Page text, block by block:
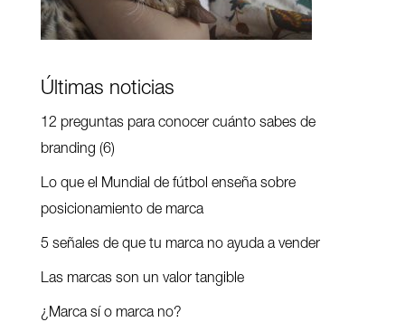
Últimas noticias
12 preguntas para conocer cuánto sabes de
branding (6)
Lo que el Mundial de fútbol enseña sobre
posicionamiento de marca
5 señales de que tu marca no ayuda a vender
Las marcas son un valor tangible
¿Marca sí o marca no?